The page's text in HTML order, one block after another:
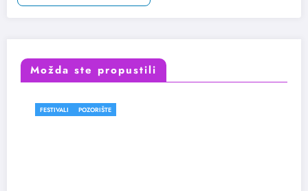
Možda ste propustili